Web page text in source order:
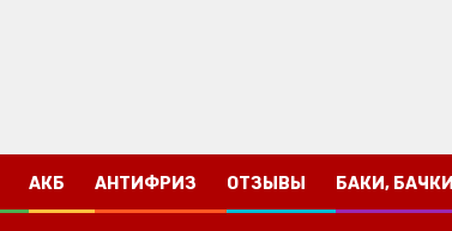
АКБ АНТИФРИЗ ОТЗЫВЫ БАКИ, БАЧКИ